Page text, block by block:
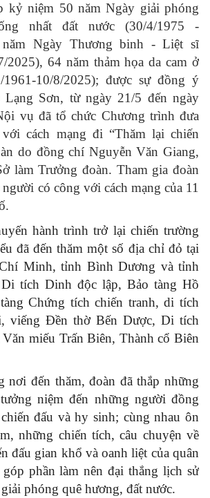
50 năm Ngày giải phóng
nhất đất nước (30/4/1975 -
năm Ngày Thương binh - Liệt sĩ
2025), 64 năm thảm họa da cam ở
10/8/2025); được sự đồng ý
Sơn, từ ngày 21/5 đến ngày
vụ đã tổ chức Chương trình đưa
cách mạng đi “Thăm lại chiến
do đồng chí Nguyễn Văn Giang,
làm Trưởng đoàn. Tham gia đoàn
có công với cách mạng của 11
hành trình trở lại chiến trường
đã đến thăm một số địa chỉ đỏ tại
Minh, tỉnh Bình Dương và tỉnh
tích Dinh độc lập, Bảo tàng Hồ
Chứng tích chiến tranh, di tích
viếng Đền thờ Bến Dược, Di tích
miếu Trấn Biên, Thành cổ Biên
nơi đến thăm, đoàn đã thắp những
niệm đến những người đồng
đấu và hy sinh; cùng nhau ôn
những chiến tích, câu chuyện về
đấu gian khổ và oanh liệt của quân
phần làm nên đại thắng lịch sử
phóng quê hương, đất nước.